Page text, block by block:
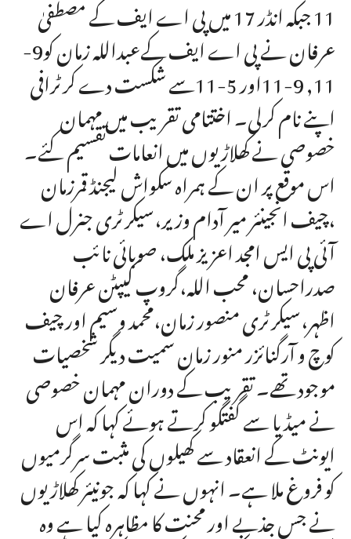
11 جبکہ انڈر 17 میں پی اے ایف کے مصطفیٰ
عرفان نے پی اے ایف کےعبداللہ زمان کو9-
11, 9-11اور 5-11سے شکست دے کرٹرافی
اپنے نام کرلی۔ اختتامی تقریب میں مہمان
خصوصی نے کھلاڑیوں میں انعامات تقسیم کئے۔
اس موقع پر ان کے ہمراہ سکواش لیجنڈ قمرزمان
،چیف انجینئر میر آدام وزیر،سیکرٹری جنرل اے
آئی پی ایس امجد اعزیز ملک، صوبائی نائب
صدراحسان، محب اللہ،گروپ کیپٹن عرفان
اظہر،سیکرٹری منصور زمان،محمد وسیم اور چیف
کوچ و آرگنائزر منور زمان سمیت دیگر شخصیات
موجود تھے۔ تقریب کے دوران مہمان خصوصی
نے میڈیا سے گفتگو کرتے ہوئے کہا کہ اس
ایونٹ کے انعقاد سے کھیلوں کی مثبت سرگرمیوں
کو فروغ ملا ہے۔ انہوں نے کہا کہ جونیئر کھلاڑیوں
نے جس جذبے اور محنت کا مظاہرہ کیا ہے وہ